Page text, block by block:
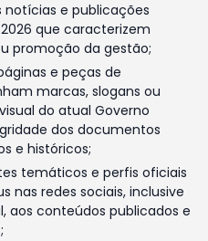
e publicações
que caracterizem
promoção da gestão;
e peças de
marcas, slogans ou
do atual Governo
dos documentos
e históricos;
temáticos e perfis oficiais
nas redes sociais, inclusive
aos conteúdos publicados e